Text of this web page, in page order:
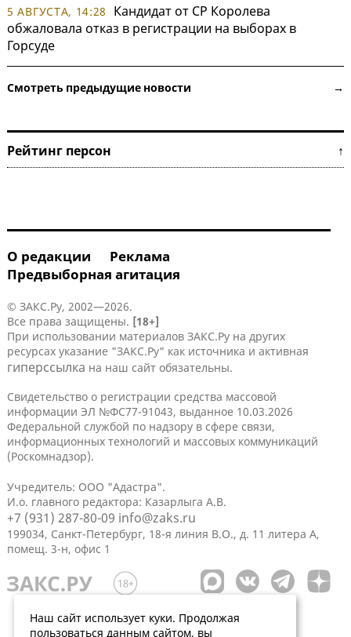
5 АВГУСТА, 14:28
Кандидат от СР Королева
обжаловала отказ в регистрации на выборах в
Горсуде
Смотреть предыдущие новости →
Рейтинг персон ↑
О редакции
Реклама
Предвыборная агитация
© ЗАКС.Ру, 2002—2026.
Все права защищены. [18+]
При использовании материалов ЗАКС.Ру на других
ресурсах указание "ЗАКС.Ру" как источника и активная
гиперссылка на наш сайт обязательны.
Свидетельство о регистрации средства массовой
информации ЭЛ №ФС77-91043, выданное 10.03.2026
Федеральной службой по надзору в сфере связи,
информационных технологий и массовых коммуникаций
(Роскомнадзор).
Учредитель: ООО "Адастра".
И.о. главного редактора: Казарлыга А.В.
+7 (931) 287-80-09 info@zaks.ru
199034, Санкт-Петербург, 18-я линия В.О., д. 11 литера А,
помещ. 3-н, офис 1
Наш сайт использует куки. Продолжая
пользоваться данным сайтом, вы